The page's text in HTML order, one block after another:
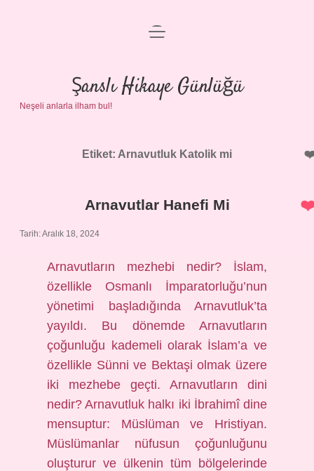
Anasayfa
Gizlilik Politikası
menüyü
Şanslı Hikaye Günlüğü
Neşeli anlarla ilham bul!
Etiket: Arnavutluk Katolik mi
Arnavutlar Hanefi Mi
Tarih: Aralık 18, 2024
Arnavutların mezhebi nedir? İslam,
özellikle Osmanlı İmparatorluğu’nun
yönetimi başladığında Arnavutluk’ta
yayıldı. Bu dönemde Arnavutların
çoğunluğu kademeli olarak İslam’a ve
özellikle Sünni ve Bektaşi olmak üzere
iki mezhebe geçti. Arnavutların dini
nedir? Arnavutluk halkı iki İbrahimî dine
mensuptur: Müslüman ve Hristiyan.
Müslümanlar nüfusun çoğunluğunu
oluşturur ve ülkenin tüm bölgelerinde